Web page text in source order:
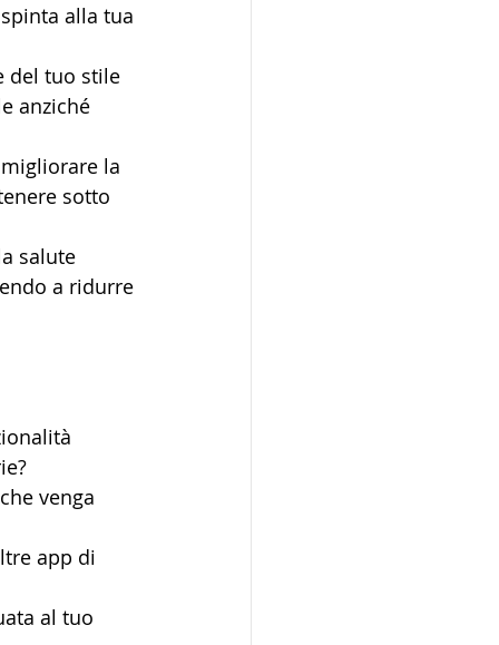
alla tua
del tuo stile
anziché
la
sotto
salute
a ridurre
venga
app di
al tuo